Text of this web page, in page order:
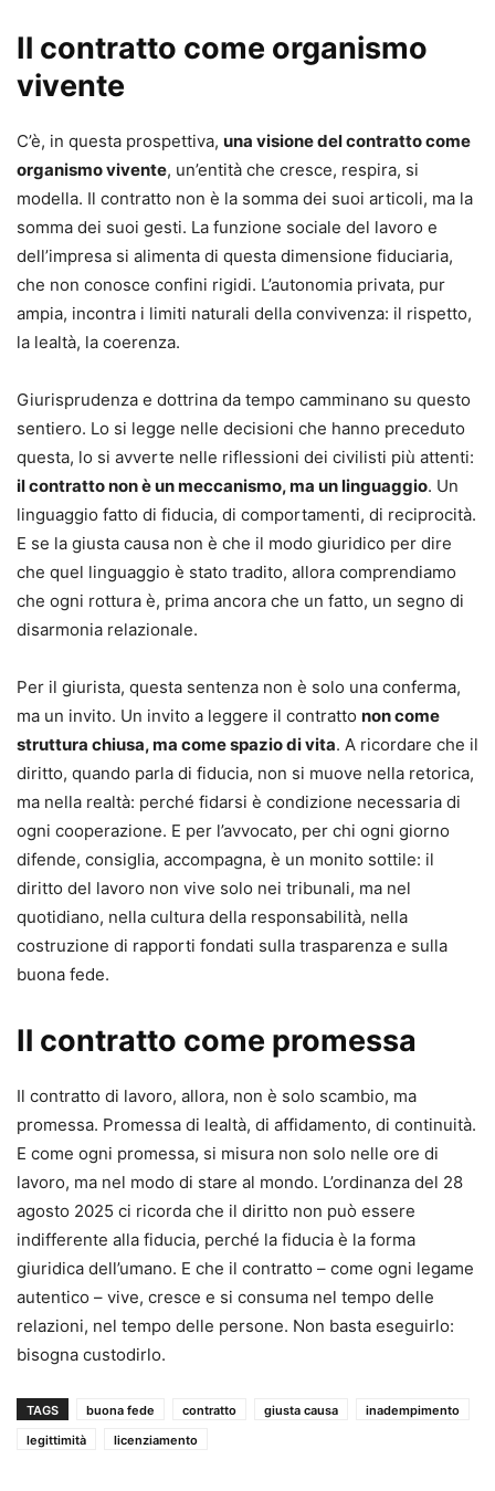
Il contratto come organismo
vivente
C’è, in questa prospettiva, una visione del contratto come
organismo vivente, un’entità che cresce, respira, si
modella. Il contratto non è la somma dei suoi articoli, ma la
somma dei suoi gesti. La funzione sociale del lavoro e
dell’impresa si alimenta di questa dimensione fiduciaria,
che non conosce confini rigidi. L’autonomia privata, pur
ampia, incontra i limiti naturali della convivenza: il rispetto,
la lealtà, la coerenza.
Giurisprudenza e dottrina da tempo camminano su questo
sentiero. Lo si legge nelle decisioni che hanno preceduto
questa, lo si avverte nelle riflessioni dei civilisti più attenti:
il contratto non è un meccanismo, ma un linguaggio. Un
linguaggio fatto di fiducia, di comportamenti, di reciprocità.
E se la giusta causa non è che il modo giuridico per dire
che quel linguaggio è stato tradito, allora comprendiamo
che ogni rottura è, prima ancora che un fatto, un segno di
disarmonia relazionale.
Per il giurista, questa sentenza non è solo una conferma,
ma un invito. Un invito a leggere il contratto non come
struttura chiusa, ma come spazio di vita. A ricordare che il
diritto, quando parla di fiducia, non si muove nella retorica,
ma nella realtà: perché fidarsi è condizione necessaria di
ogni cooperazione. E per l’avvocato, per chi ogni giorno
difende, consiglia, accompagna, è un monito sottile: il
diritto del lavoro non vive solo nei tribunali, ma nel
quotidiano, nella cultura della responsabilità, nella
costruzione di rapporti fondati sulla trasparenza e sulla
buona fede.
Il contratto come promessa
Il contratto di lavoro, allora, non è solo scambio, ma
promessa. Promessa di lealtà, di affidamento, di continuità.
E come ogni promessa, si misura non solo nelle ore di
lavoro, ma nel modo di stare al mondo. L’ordinanza del 28
agosto 2025 ci ricorda che il diritto non può essere
indifferente alla fiducia, perché la fiducia è la forma
giuridica dell’umano. E che il contratto – come ogni legame
autentico – vive, cresce e si consuma nel tempo delle
relazioni, nel tempo delle persone. Non basta eseguirlo:
bisogna custodirlo.
TAGS buona fede contratto giusta causa
inadempimento
legittimità
licenziamento